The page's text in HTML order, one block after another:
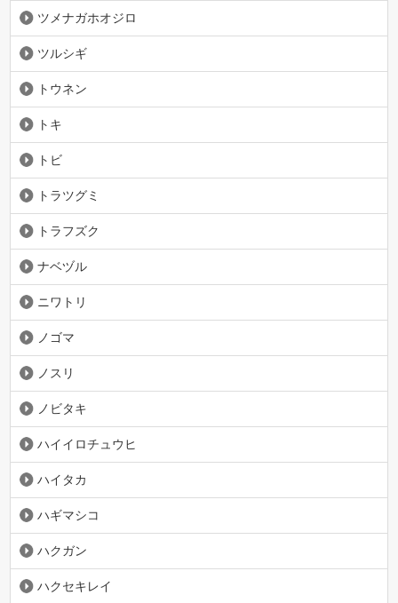
ツメナガホオジロ
ツルシギ
トウネン
トキ
トビ
トラツグミ
トラフズク
ナベヅル
ニワトリ
ノゴマ
ノスリ
ノビタキ
ハイイロチュウヒ
ハイタカ
ハギマシコ
ハクガン
ハクセキレイ